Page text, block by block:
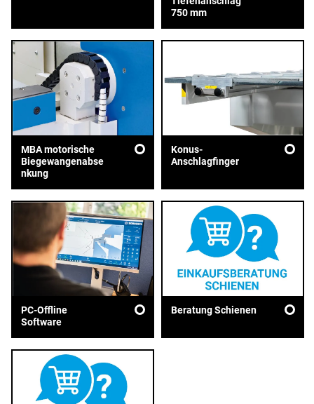
750 mm
MBA motorische
Biegewangenabse
nkung
Konus-
Anschlagfinger
PC-Offline
Software
Beratung Schienen